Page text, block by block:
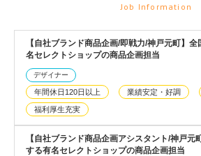
Job Information
【自社ブランド商品企画/即戦力/神戸元町】
名セレクトショップの商品企画担当
デザイナー
年間休日120日以上 業績安定・好調
福利厚生充実
【自社ブランド商品企画アシスタント/神戸元
する有名セレクトショップの商品企画担当